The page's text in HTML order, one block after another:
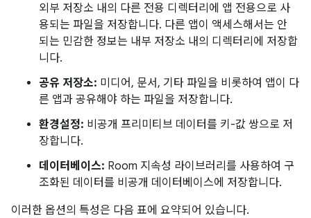
외부 저장소 내의 다른 전용 디렉터리에 앱 전용으로 사
용되는 파일을 저장합니다. 다른 앱이 액세스해서는 안
되는 민감한 정보는 내부 저장소 내의 디렉터리에 저장합
니다.
공유 저장소: 미디어, 문서, 기타 파일을 비롯하여 앱이 다
른 앱과 공유해야 하는 파일을 저장합니다.
환경설정: 비공개 프리미티브 데이터를 키-값 쌍으로 저
장합니다.
데이터베이스: Room 지속성 라이브러리를 사용하여 구
조화된 데이터를 비공개 데이터베이스에 저장합니다.
이러한 옵션의 특성은 다음 표에 요약되어 있습니다.